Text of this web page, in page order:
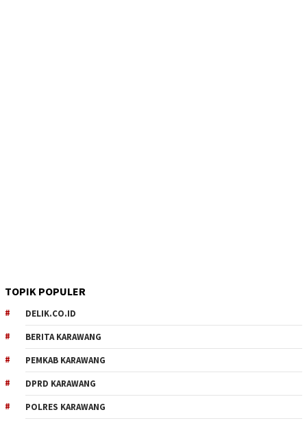
TOPIK POPULER
DELIK.CO.ID
BERITA KARAWANG
PEMKAB KARAWANG
DPRD KARAWANG
POLRES KARAWANG